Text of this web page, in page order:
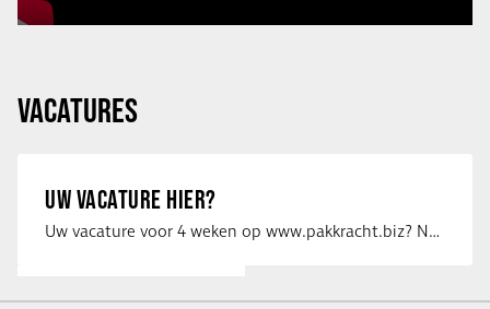
VACATURES
UW VACATURE HIER?
Uw vacature voor 4 weken op www.pakkracht.biz? Neem dan contact op met Yannick van …